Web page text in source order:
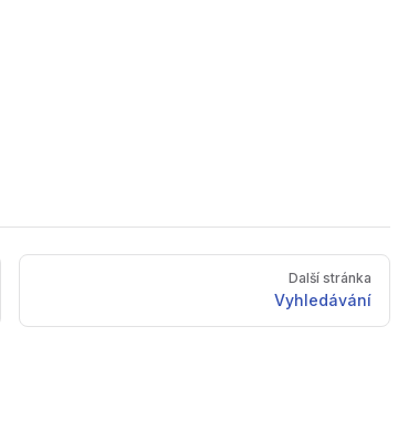
Další stránka
Vyhledávání